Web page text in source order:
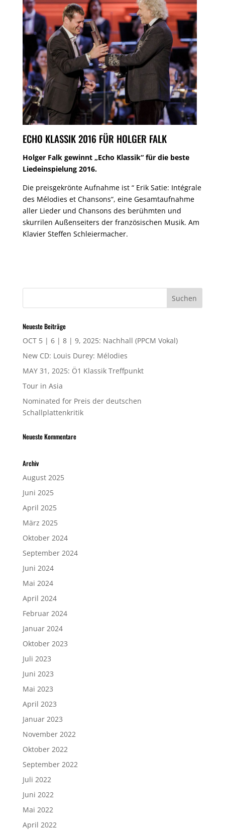
ECHO KLASSIK 2016 FÜR HOLGER FALK
Holger Falk gewinnt „Echo Klassik“ für die beste
Liedeinspielung 2016.
Die preisgekrönte Aufnahme ist “ Erik Satie: Intégrale
des Mélodies et Chansons“, eine Gesamtaufnahme
aller Lieder und Chansons des berühmten und
skurrilen Außenseiters der französischen Musik. Am
Klavier Steffen Schleiermacher.
Neueste Beiträge
OCT 5 | 6 | 8 | 9, 2025: Nachhall (PPCM Vokal)
New CD: Louis Durey: Mélodies
MAY 31, 2025: Ö1 Klassik Treffpunkt
Tour in Asia
Nominated for Preis der deutschen
Schallplattenkritik
Neueste Kommentare
Archiv
August 2025
Juni 2025
April 2025
März 2025
Oktober 2024
September 2024
Juni 2024
Mai 2024
April 2024
Februar 2024
Januar 2024
Oktober 2023
Juli 2023
Juni 2023
Mai 2023
April 2023
Januar 2023
November 2022
Oktober 2022
September 2022
Juli 2022
Juni 2022
Mai 2022
April 2022